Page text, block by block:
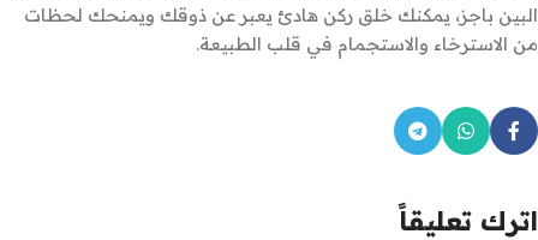
البين باجز، يمكنك خلق ركن هادئ يعبر عن ذوقك ويمنحك لحظات
من الاسترخاء والاستجمام في قلب الطبيعة.
اترك تعليقاً